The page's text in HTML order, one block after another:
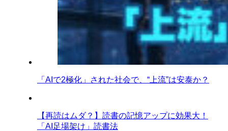
「AIで2極化」された社会で、“上流”は安泰か？
【再読はムダ？】読書の記憶アップに効果大！
「AI足場架け」読書法